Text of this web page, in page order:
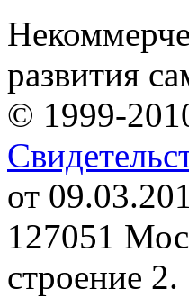
развития
© 1999-
от
127051
строение 2.